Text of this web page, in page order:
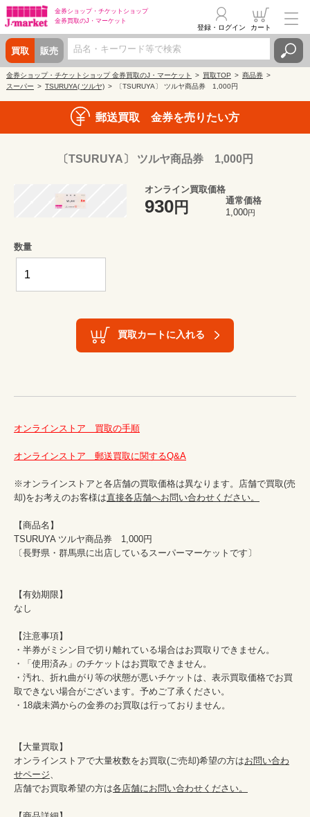
金券ショップ・ チケットショップ
金券買取のJ・マーケット
買取 販売
登録・ログイン カート
金券ショップ・チケットショップ 金券買取のJ・マーケット 買取TOP
商品券
スーパー
TSURUYA( ツルヤ) 〔TSURUYA〕 ツルヤ商品券 1,000円
郵送買取 金券を売りたい方
〔TSURUYA〕 ツルヤ商品券 1,000円
オンライン買取価格
930円
通常価格
1,000円
数量
買取カートに入れる
オンラインストア　買取の手順
オンラインストア　郵送買取に関するQ&A
※オンラインストアと各店舗の買取価格は異なります。店舗で買取(売
却)をお考えのお客様は直接各店舗へお問い合わせください。
【商品名】
TSURUYA ツルヤ商品券　1,000円
〔長野県・群馬県に出店しているスーパーマーケットです〕
【有効期限】
なし
【注意事項】
・半券がミシン目で切り離れている場合はお買取りできません。
・「使用済み」のチケットはお買取できません。
・汚れ、折れ曲がり等の状態が悪いチケットは、表示買取価格でお買
取できない場合がございます。予めご了承ください。
・18歳未満からの金券のお買取は行っておりません。
【大量買取】
オンラインストアで大量枚数をお買取(ご売却)希望の方はお問い合わ
せページ
店舗でお買取希望の方は各店舗にお問い合わせください。